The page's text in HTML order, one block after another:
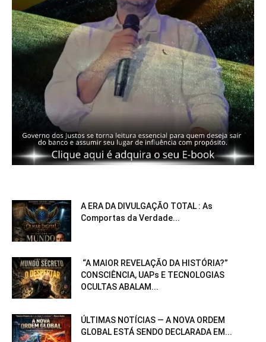
A ERA DA DIVULGAÇÃO TOTAL : As
Comportas da Verdade...
“A MAIOR REVELAÇÃO DA HISTÓRIA?”
CONSCIÊNCIA, UAPs E TECNOLOGIAS
OCULTAS ABALAM...
ÚLTIMAS NOTÍCIAS — A NOVA ORDEM
GLOBAL ESTÁ SENDO DECLARADA EM...